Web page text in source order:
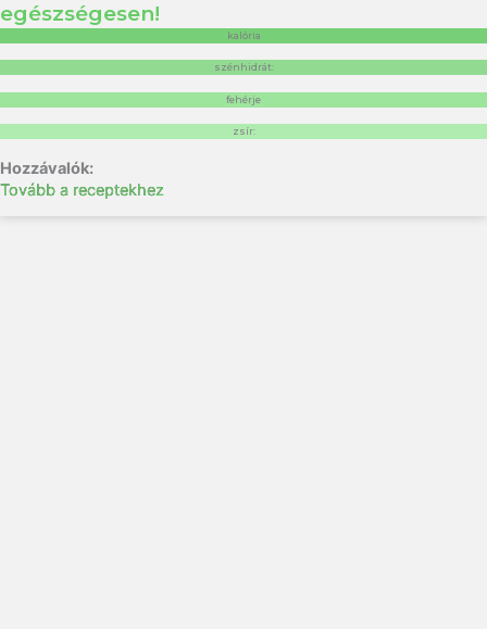
egészségesen!
kalória
szénhidrát:
fehérje
zsír:
Tovább a receptekhez